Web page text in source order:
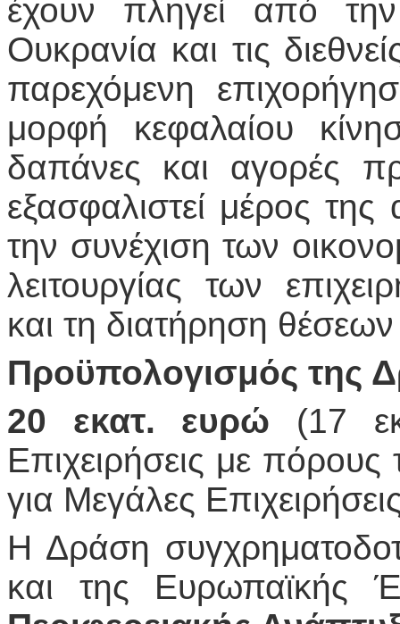
έχουν πληγεί από
Ουκρανία και τις
παρεχόμενη
μορφή κεφαλαίου
δαπάνες και αγορές
εξασφαλιστεί μέρος της
την συνέχιση των
λειτουργίας των
και τη διατήρηση
Προϋπολογισμός της
20 εκατ. ευρώ (17
Επιχειρήσεις με
για Μεγάλες
Η Δράση
και της Ευρωπαϊκής